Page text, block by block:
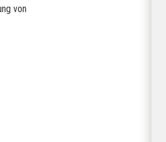
von